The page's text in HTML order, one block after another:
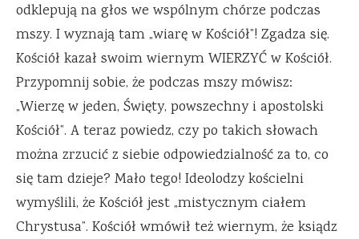
odklepują na głos we wspólnym chórze podczas
mszy. I wyznają tam „wiarę w Kościół”! Zgadza się.
Kościół kazał swoim wiernym WIERZYĆ w Kościół.
Przypomnij sobie, że podczas mszy mówisz:
„Wierzę w jeden, Święty, powszechny i apostolski
Kościół”. A teraz powiedz, czy po takich słowach
można zrzucić z siebie odpowiedzialność za to, co
się tam dzieje? Mało tego! Ideolodzy kościelni
wymyślili, że Kościół jest „mistycznym ciałem
Chrystusa”. Kościół wmówił też wiernym, że ksiądz